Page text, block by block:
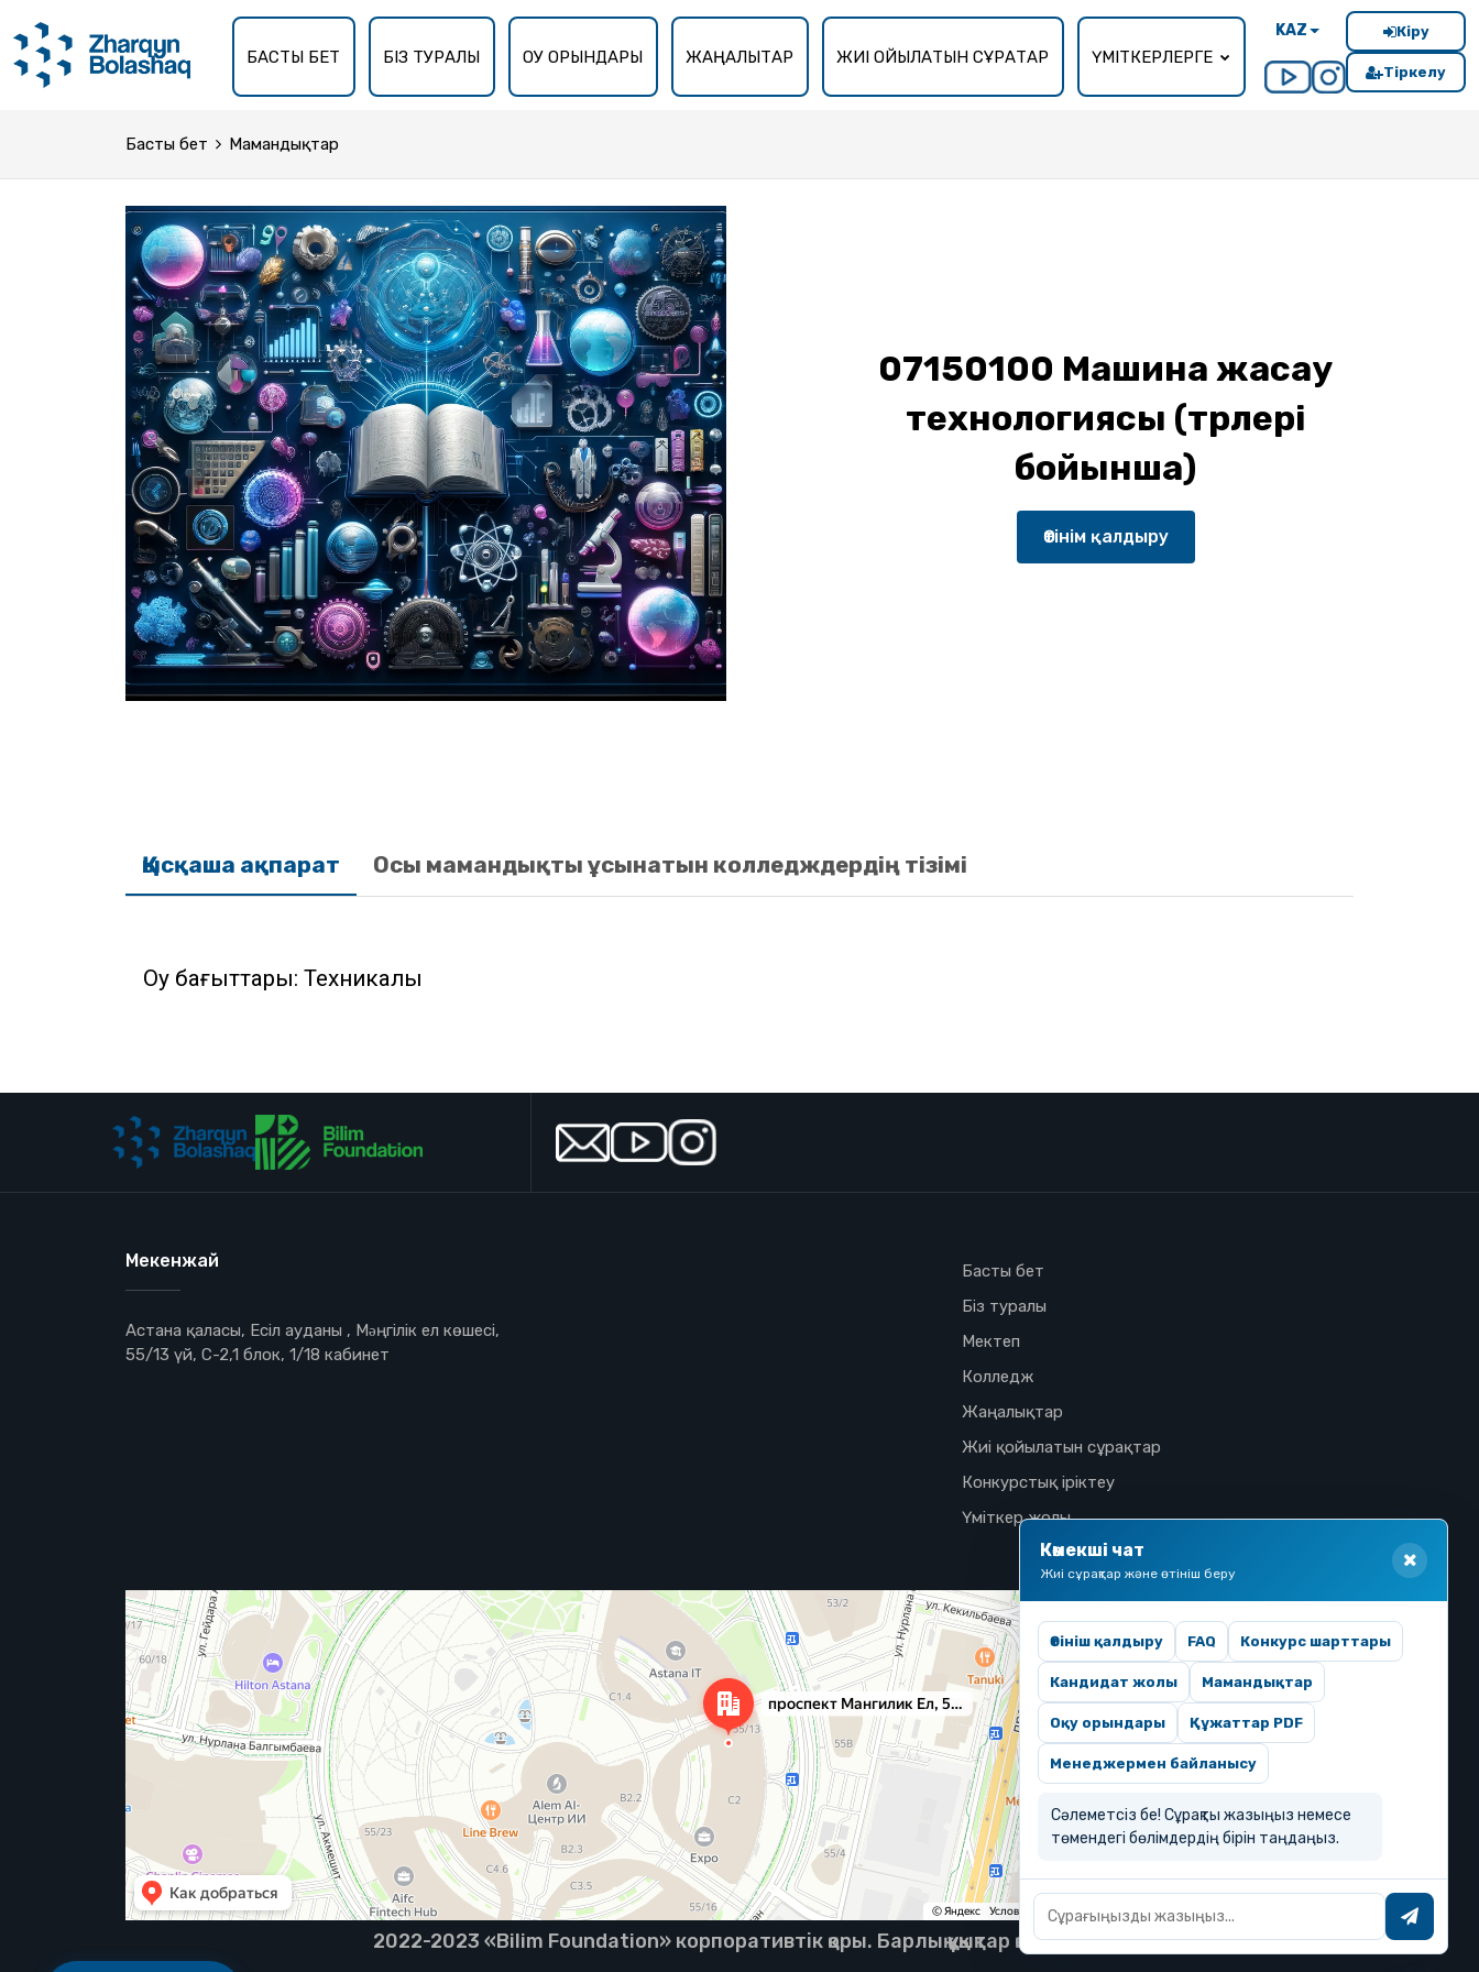
KAZ Кіру
Тіркелу
БАСТЫ БЕТ БІЗ ТУРАЛЫ ОҚУ ОРЫНДАРЫ ЖАҢАЛЫҚТАР ЖИІ ҚОЙЫЛАТЫН СҰРАҚТАР ҮМІТКЕРЛЕРГЕ
Басты бет Мамандықтар
07150100 Машина жасау
технологиясы (түрлері
бойынша)
Өтінім қалдыру
Қысқаша ақпарат Осы мамандықты ұсынатын колледждердің тізімі
Оқу бағыттары: Техникалық
Мекенжай
Астана қаласы, Есіл ауданы , Мəңгілік ел көшесі,
55/13 үй, С-2,1 блок, 1/18 кабинет
Басты бет
Біз туралы
Мектеп
Колледж
Жаңалықтар
Жиі қойылатын сұрақтар
Конкурстық іріктеу
Үміткер жолы
2022-2023 «Bilim Foundation» корпоративтік қоры. Барлық құқықтар қорғалған
Көмекші чат
Жиі сұрақтар және өтініш беру
Өтініш қалдыру FAQ Конкурс шарттары
Кандидат жолы Мамандықтар
Оқу орындары Құжаттар PDF
Менеджермен байланысу
Сәлеметсіз бе! Сұрақты жазыңыз немесе
төмендегі бөлімдердің бірін таңдаңыз.